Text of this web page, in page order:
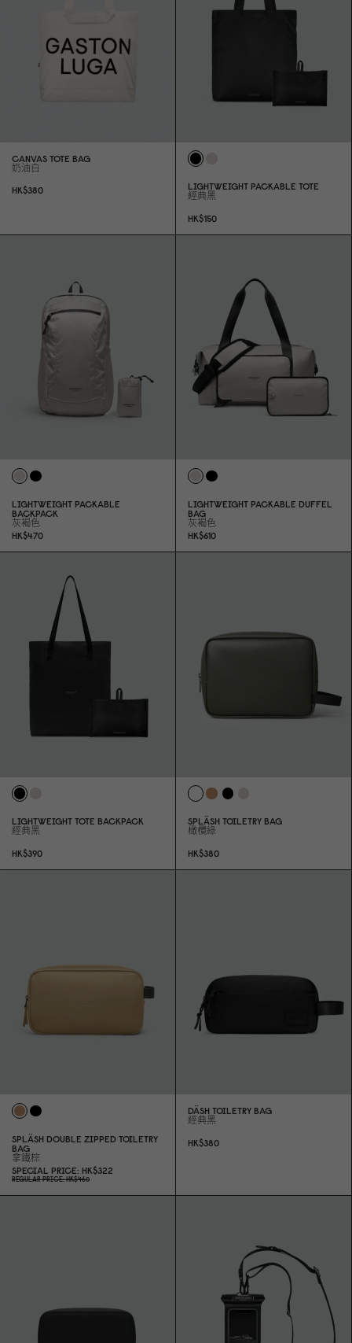
CANVAS TOTE BAG
奶油白
HK$380
LIGHTWEIGHT PACKABLE TOTE
經典黑
HK$150
LIGHTWEIGHT PACKABLE
BACKPACK
灰褐色
HK$470
LIGHTWEIGHT PACKABLE DUFFEL
BAG
灰褐色
HK$610
LIGHTWEIGHT TOTE BACKPACK
經典黑
HK$390
SPLÄSH TOILETRY BAG
橄欖綠
HK$380
SPLÄSH DOUBLE ZIPPED TOILETRY
BAG
拿鐵棕
SPECIAL PRICE HK$322
REGULAR PRICE HK$460
DÄSH TOILETRY BAG
經典黑
HK$380